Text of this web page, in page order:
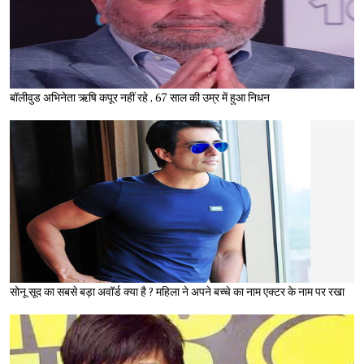
बॉलीवुड अभिनेता ऋषि कपूर नहीं रहे , 67 साल की उम्र में हुआ निधन
सोनू सूद का सबसे बड़ा अवॉर्ड क्या है ? महिला ने अपने बच्चे का नाम एक्टर के नाम पर रखा